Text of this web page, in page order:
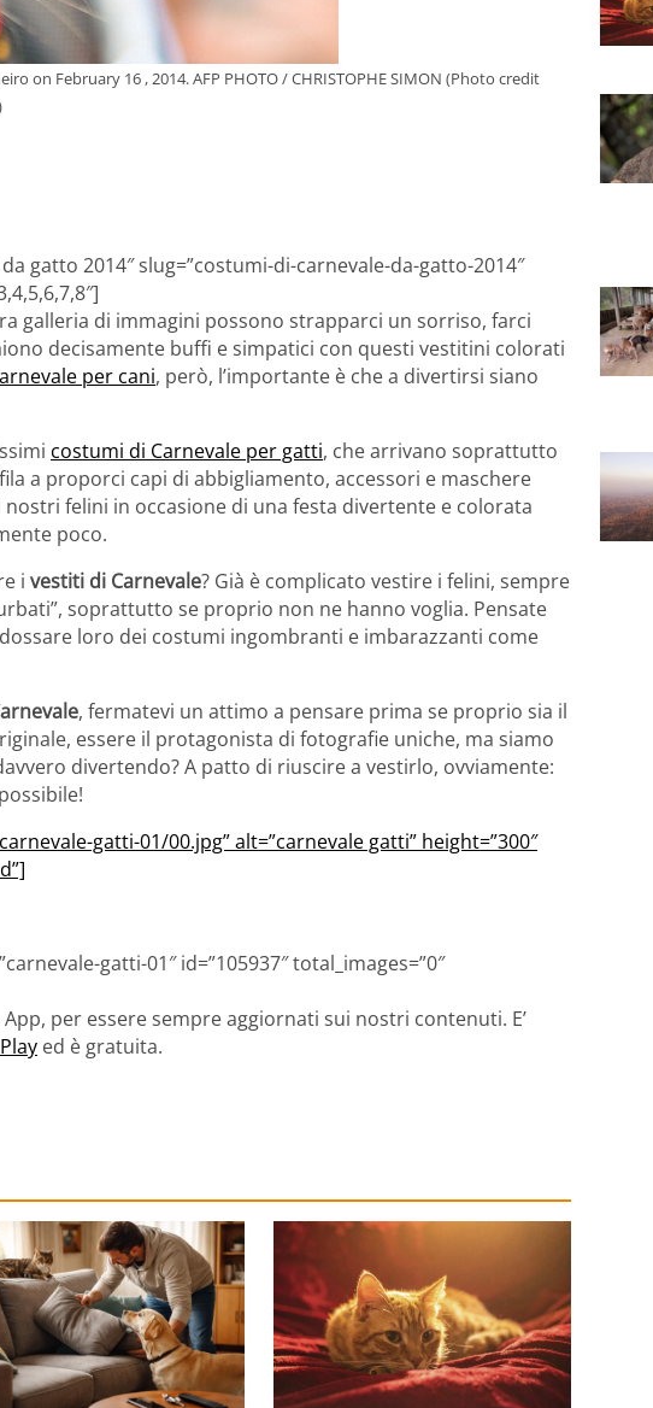
on February 16 , 2014. AFP PHOTO / CHRISTOPHE SIMON (Photo credit
gatto 2014″ slug=”costumi-di-carnevale-da-gatto-2014″
galleria di immagini possono strapparci un sorriso, farci
decisamente buffi e simpatici con questi vestitini colorati
per cani, però, l’importante è che a divertirsi siano
costumi di Carnevale per gatti, che arrivano soprattutto
a proporci capi di abbigliamento, accessori e maschere
felini in occasione di una festa divertente e colorata
poco.
i vestiti di Carnevale? Già è complicato vestire i felini, sempre
soprattutto se proprio non ne hanno voglia. Pensate
loro dei costumi ingombranti e imbarazzanti come
, fermatevi un attimo a pensare prima se proprio sia il
essere il protagonista di fotografie uniche, ma siamo
divertendo? A patto di riuscire a vestirlo, ovviamente:
gatti-01/00.jpg” alt=”carnevale gatti” height=”300″
gatti-01″ id=”105937″ total_images=”0″
per essere sempre aggiornati sui nostri contenuti. E’
ed è gratuita.